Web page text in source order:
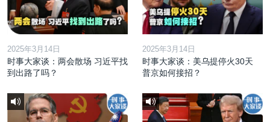
2025年3月14日
时事大家谈：两会散场 习近平找
到出路了吗？
2025年3月14日
时事大家谈：美乌提停火30天
普京如何接招？